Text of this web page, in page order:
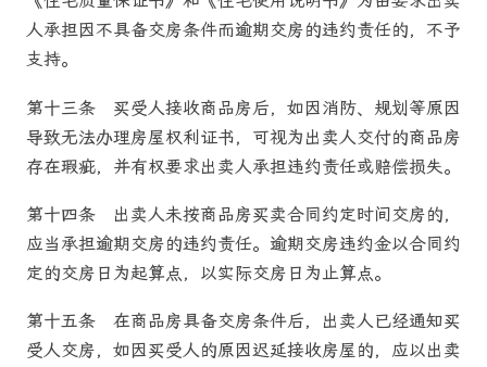
人承担因不具备交房条件而逾期交房的违约责任的，不予
支持。
第十三条 买受人接收商品房后，如因消防、规划等原因
导致无法办理房屋权利证书，可视为出卖人交付的商品房
存在瑕疵，并有权要求出卖人承担违约责任或赔偿损失。
第十四条 出卖人未按商品房买卖合同约定时间交房的，
应当承担逾期交房的违约责任。逾期交房违约金以合同约
定的交房日为起算点，以实际交房日为止算点。
第十五条 在商品房具备交房条件后，出卖人已经通知买
受人交房，如因买受人的原因迟延接收房屋的，应以出卖